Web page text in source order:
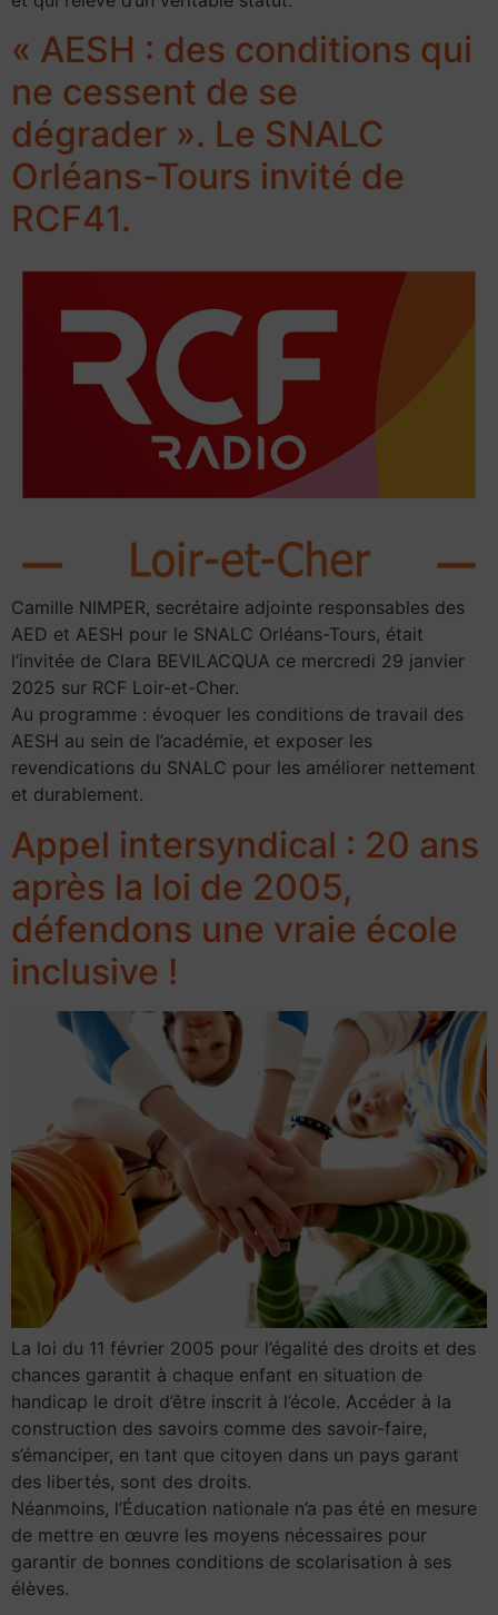
« AESH : des conditions qui
ne cessent de se
dégrader ». Le SNALC
Orléans-Tours invité de
RCF41.
Camille NIMPER, secrétaire adjointe responsables des
AED et AESH pour le SNALC Orléans-Tours, était
l’invitée de Clara BEVILACQUA ce mercredi 29 janvier
2025 sur RCF Loir-et-Cher.
Au programme : évoquer les conditions de travail des
AESH au sein de l’académie, et exposer les
revendications du SNALC pour les améliorer nettement
et durablement.
Appel intersyndical : 20 ans
après la loi de 2005,
défendons une vraie école
inclusive !
La loi du 11 février 2005 pour l’égalité des droits et des
chances garantit à chaque enfant en situation de
handicap le droit d’être inscrit à l’école. Accéder à la
construction des savoirs comme des savoir-faire,
s’émanciper, en tant que citoyen dans un pays garant
des libertés, sont des droits.
Néanmoins, l’Éducation nationale n’a pas été en mesure
de mettre en œuvre les moyens nécessaires pour
garantir de bonnes conditions de scolarisation à ses
élèves.